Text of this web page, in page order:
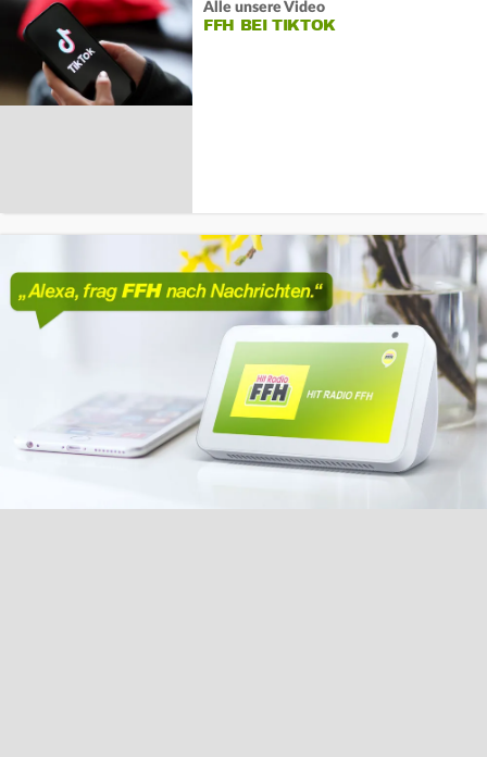
Alle unsere Video
FFH BEI TIKTOK